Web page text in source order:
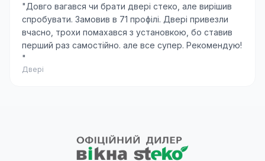
"Довго вагався чи брати двері стеко, але вирішив
спробувати. Замовив в 71 профілі. Двері привезли
вчасно, трохи помахався з установкою, бо ставив
перший раз самостійно. але все супер. Рекомендую!
"
Двері